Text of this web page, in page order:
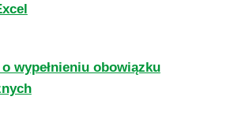
wypełnieniu obowiązku